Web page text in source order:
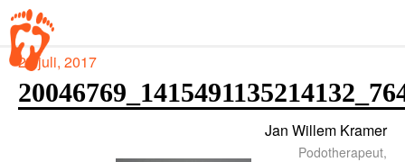
21 juli, 2017
Jan Willem Kramer
Podotherapeut,